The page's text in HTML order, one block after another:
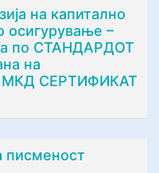
на капитално
осигурување –
по СТАНДАРДОТ
на
МКД СЕРТИФИКАТ
писменост